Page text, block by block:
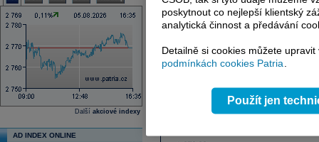
Další akciové indexy
AD INDEX ONLINE
Ex-dividenda den
Průměrná cílová cena
Reklama
poskytnout co nejlepší klientský
analytická činnost a předávání
Detailně si cookies můžete
podmínkách cookies Patria.
Použít jen